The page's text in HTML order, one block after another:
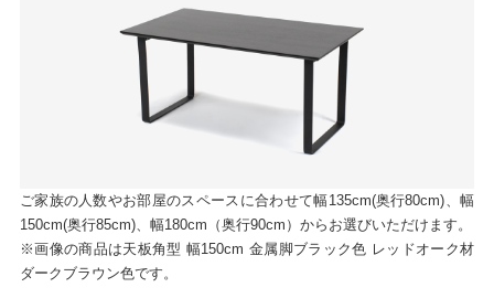
ご家族の人数やお部屋のスペースに合わせて幅135cm(奥行80cm)、幅
150cm(奥行85cm)、 幅180cm（奥行90cm）からお選びいただけます。
※画像の商品は天板角型 幅150cm 金属脚ブラック色 レッドオーク材
ダークブラウン色です。